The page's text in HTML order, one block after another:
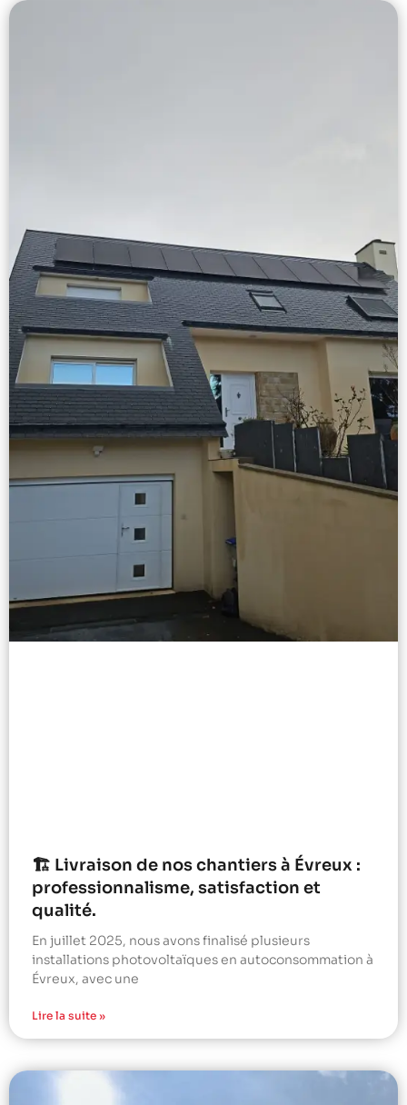
🏗️ Livraison de nos chantiers à Évreux :
professionnalisme, satisfaction et
qualité.
En juillet 2025, nous avons finalisé plusieurs
installations photovoltaïques en autoconsommation à
Évreux, avec une
Lire la suite »